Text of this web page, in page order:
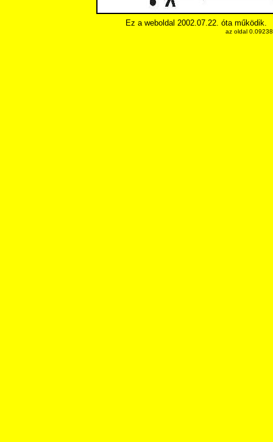
Ez a weboldal 2002.07.22. óta működik.
az oldal